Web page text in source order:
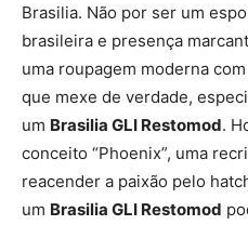
Brasilia. Não por ser um
brasileira e presença
uma roupagem moderna
que mexe de verdade,
um Brasilia GLI Restomod.
conceito “Phoenix”, uma
reacender a paixão pelo
um Brasilia GLI Restomod